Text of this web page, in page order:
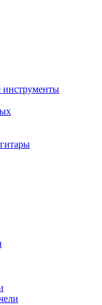
инструменты